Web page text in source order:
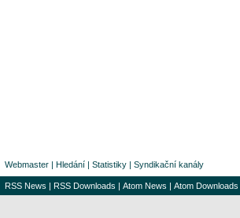
Webmaster | Hledání | Statistiky | Syndikační kanály
RSS News | RSS Downloads | Atom News | Atom Downloads